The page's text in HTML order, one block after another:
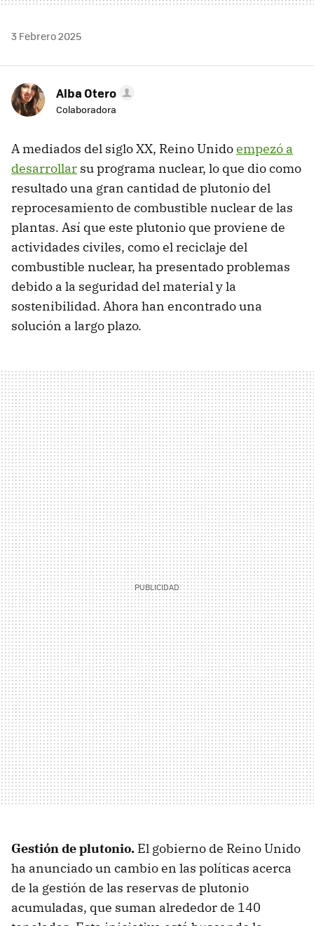
3 Febrero 2025
Alba Otero
Colaboradora
A mediados del siglo XX, Reino Unidoempezó a
desarrollar su programa nuclear, lo que dio como
resultado una gran cantidad de plutonio del
reprocesamiento de combustible nuclear de las
plantas. Así que este plutonio que proviene de
actividades civiles, como el reciclaje del
combustible nuclear, ha presentado problemas
debido a la seguridad del material y la
sostenibilidad. Ahora han encontrado una
solución a largo plazo.
Gestión de plutonio. El gobierno de Reino Unido
ha anunciado un cambio en las políticas acerca
de la gestión de las reservas de plutonio
acumuladas, que suman alrededor de 140